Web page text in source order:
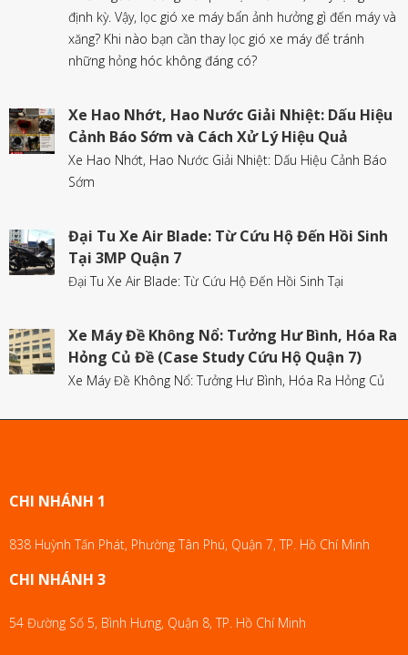
định kỳ. Vậy, lọc gió xe máy bẩn ảnh hưởng gì đến máy và
xăng? Khi nào bạn cần thay lọc gió xe máy để tránh
những hỏng hóc không đáng có?
Xe Hao Nhớt, Hao Nước Giải Nhiệt: Dấu Hiệu
Cảnh Báo Sớm và Cách Xử Lý Hiệu Quả
Xe Hao Nhớt, Hao Nước Giải Nhiệt: Dấu Hiệu Cảnh Báo
Sớm
Đại Tu Xe Air Blade: Từ Cứu Hộ Đến Hồi Sinh
Tại 3MP Quận 7
Đại Tu Xe Air Blade: Từ Cứu Hộ Đến Hồi Sinh Tại
Xe Máy Đề Không Nổ: Tưởng Hư Bình, Hóa Ra
Hỏng Củ Đề (Case Study Cứu Hộ Quận 7)
Xe Máy Đề Không Nổ: Tưởng Hư Bình, Hóa Ra Hỏng Củ
CHI NHÁNH 1
838 Huỳnh Tấn Phát, Phường Tân Phú, Quận 7, TP. Hồ Chí Minh
CHI NHÁNH 3
54 Đường Số 5, Bình Hưng, Quận 8, TP. Hồ Chí Minh